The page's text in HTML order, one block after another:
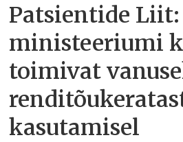
Patsientide Liit:
ministeeriumi
toimivat
kasutamisel